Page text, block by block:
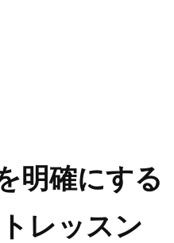
明確にする
レッスン